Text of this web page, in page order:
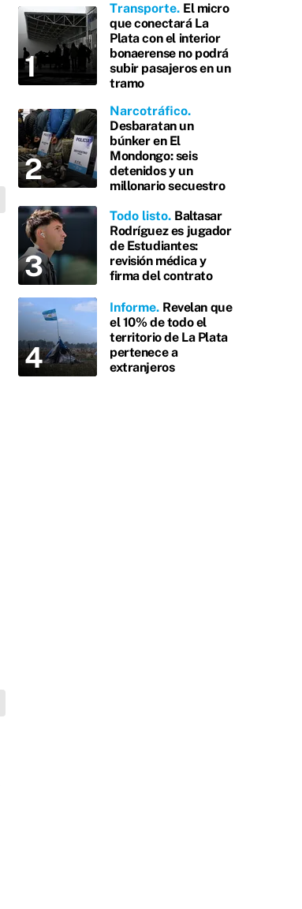
Transporte El micro
que conectará La
Plata con el interior
bonaerense no podrá
subir pasajeros en un
tramo
Narcotráfico
Desbaratan un
búnker en El
Mondongo: seis
detenidos y un
millonario secuestro
Todo listo Baltasar
Rodríguez es jugador
de Estudiantes:
revisión médica y
firma del contrato
Informe Revelan que
el 10% de todo el
territorio de La Plata
pertenece a
extranjeros